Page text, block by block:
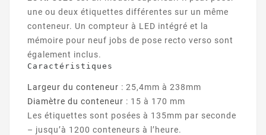
une ou deux étiquettes différentes sur un même
conteneur. Un compteur à LED intégré et la
mémoire pour neuf jobs de pose recto verso sont
également inclus.
Caractéristiques
Largeur du conteneur : 25,4mm à 238mm
Diamètre du conteneur : 15 à 170 mm
Les étiquettes sont posées à 135mm par seconde
– jusqu’à 1200 conteneurs à l’heure.